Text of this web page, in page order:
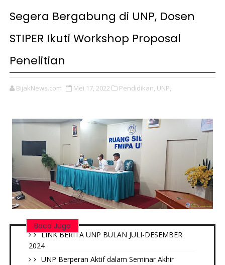
Segera Bergabung di UNP, Dosen
STIPER Ikuti Workshop Proposal
Penelitian
BijakNews.com Mei 17, 2022 Pendidikan, UNP,
Baca Juga
LINK BERITA UNP BULAN JULI-DESEMBER
2024
UNP Berperan Aktif dalam Seminar Akhir